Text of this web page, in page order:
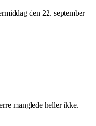
den 22. september
manglede heller ikke.